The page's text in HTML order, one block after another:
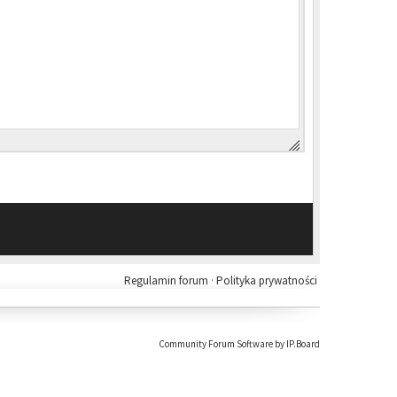
Polityka prywatności
Regulamin forum ·
Community Forum Software by IP.Board